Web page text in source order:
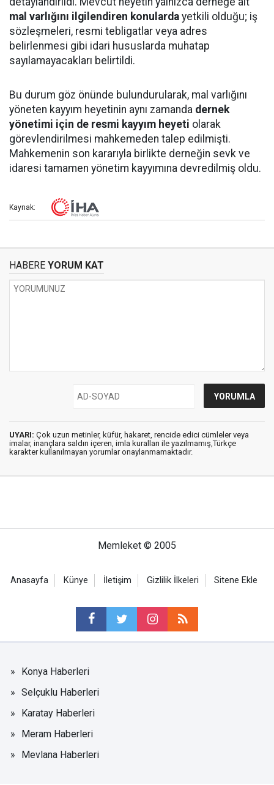
mal varlığını ilgilendiren konularda yetkili olduğu; iş
sözleşmeleri, resmi tebligatlar veya adres
belirlenmesi gibi idari hususlarda muhatap
sayılamayacakları belirtildi.
Bu durum göz önünde bulundurularak, mal varlığını
yöneten kayyım heyetinin aynı zamanda dernek
yönetimi için de resmi kayyım heyeti olarak
görevlendirilmesi mahkemeden talep edilmişti.
Mahkemenin son kararıyla birlikte derneğin sevk ve
idaresi tamamen yönetim kayyımına devredilmiş oldu.
Kaynak:
HABERE YORUM KAT
UYARI: Çok uzun metinler, küfür, hakaret, rencide edici cümleler veya
imalar, inançlara saldırı içeren, imla kuralları ile yazılmamış,Türkçe
karakter kullanılmayan yorumlar onaylanmamaktadır.
Memleket © 2005
Anasayfa Künye İletişim Gizlilik İlkeleri Sitene Ekle
Konya Haberleri
Selçuklu Haberleri
Karatay Haberleri
Meram Haberleri
Mevlana Haberleri